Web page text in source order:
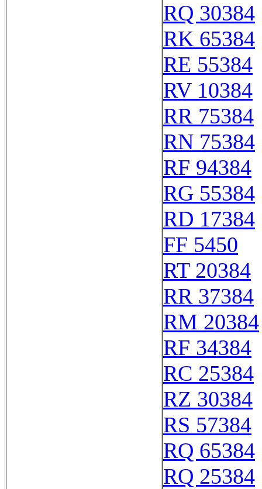
RQ 30384
RK 65384
RE 55384
RV 10384
RR 75384
RN 75384
RF 94384
RG 55384
RD 17384
FF 5450
RT 20384
RR 37384
RM 20384
RF 34384
RC 25384
RZ 30384
RS 57384
RQ 65384
RQ 25384